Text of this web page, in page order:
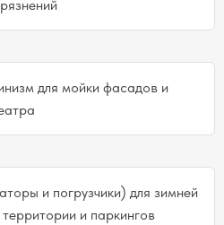
для мойки фасадов и
и погрузчики) для зимней
и паркингов